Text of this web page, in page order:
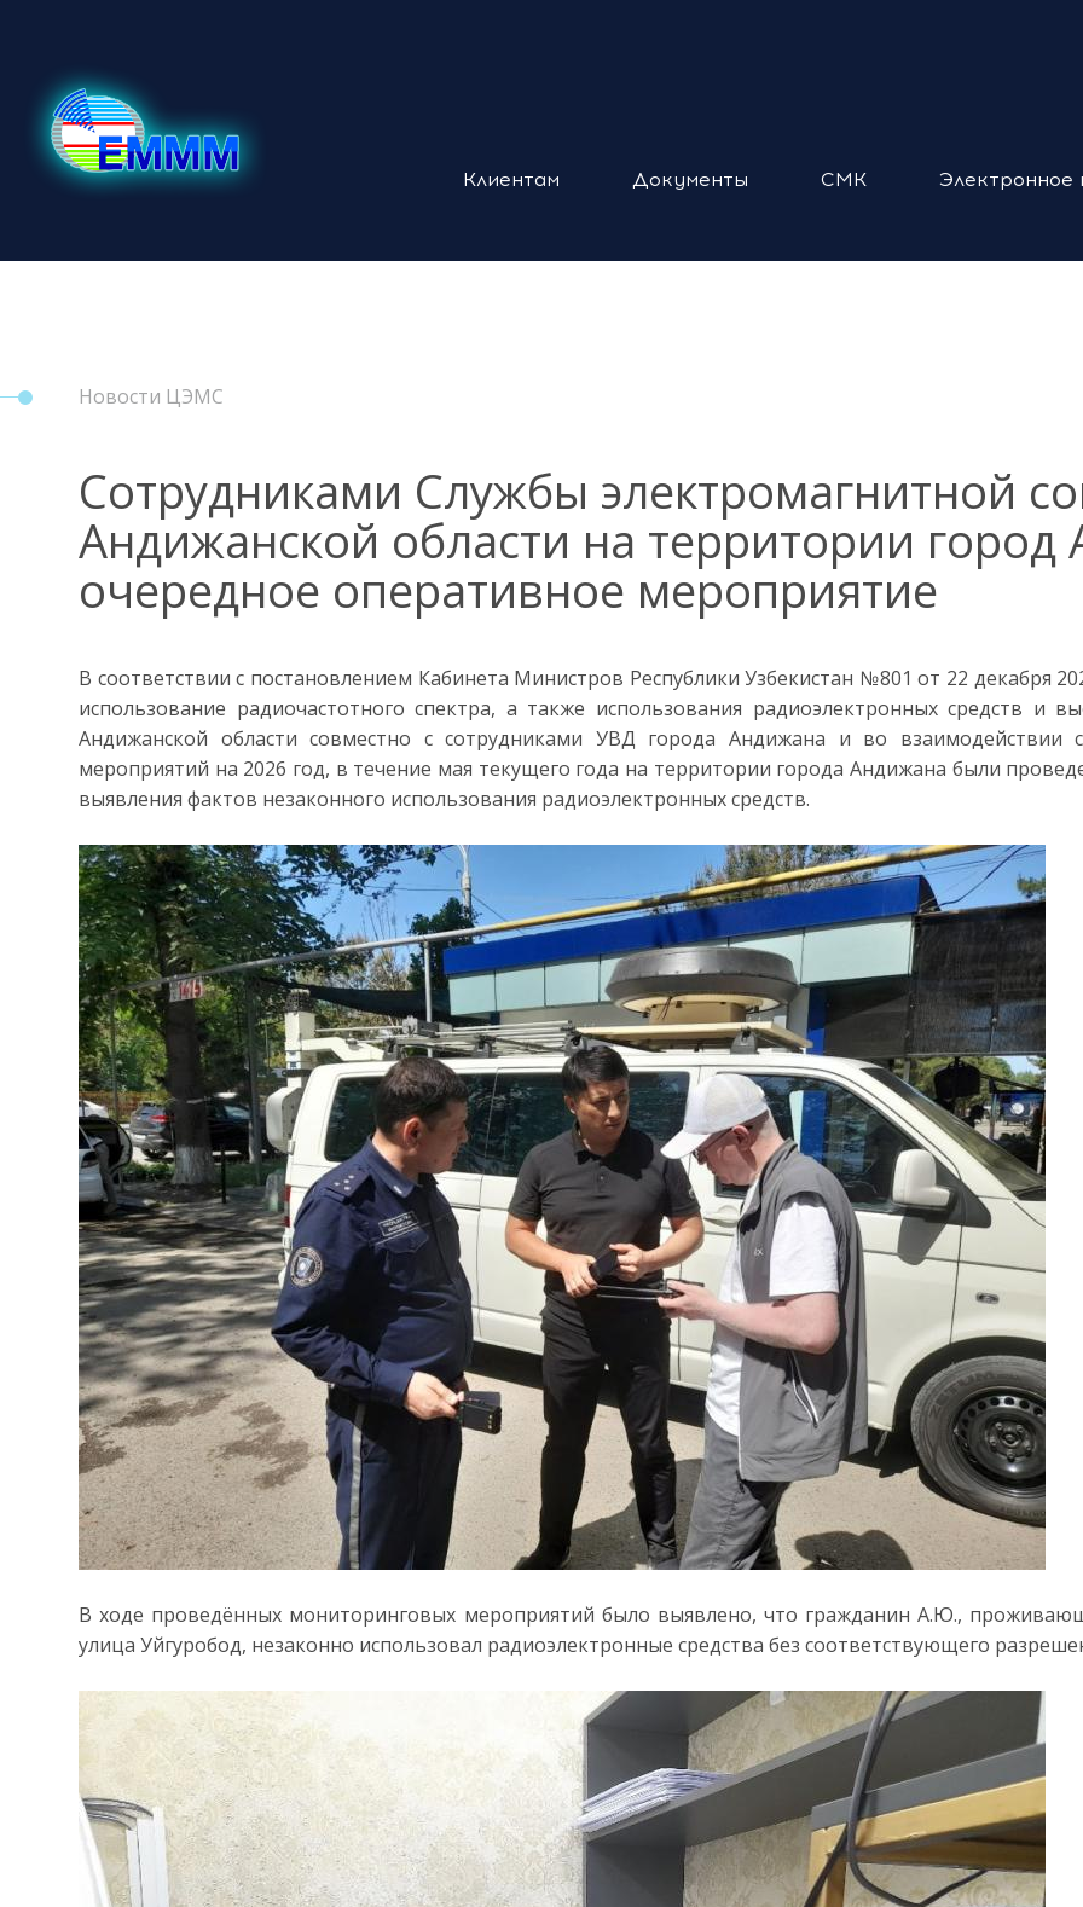
Клиентам Документы СМК Электронное
Новости ЦЭМС
Сотрудниками Службы электромагнитной
Андижанской области на территории
очередное оперативное мероприятие
В соответствии с постановлением Кабинета Министров Республики Узбекистан №801 от 22 декабря
использование радиочастотного спектра, а также использования радиоэлектронных средств и
Андижанской области совместно с сотрудниками УВД города Андижана и во
мероприятий на 2026 год, в течение мая текущего года на территории города Андижана были
выявления фактов незаконного использования радиоэлектронных средств.
В ходе проведённых мониторинговых мероприятий было выявлено, что гражданин А.Ю.,
улица Уйгуробод, незаконно использовал радиоэлектронные средства без соответствующего